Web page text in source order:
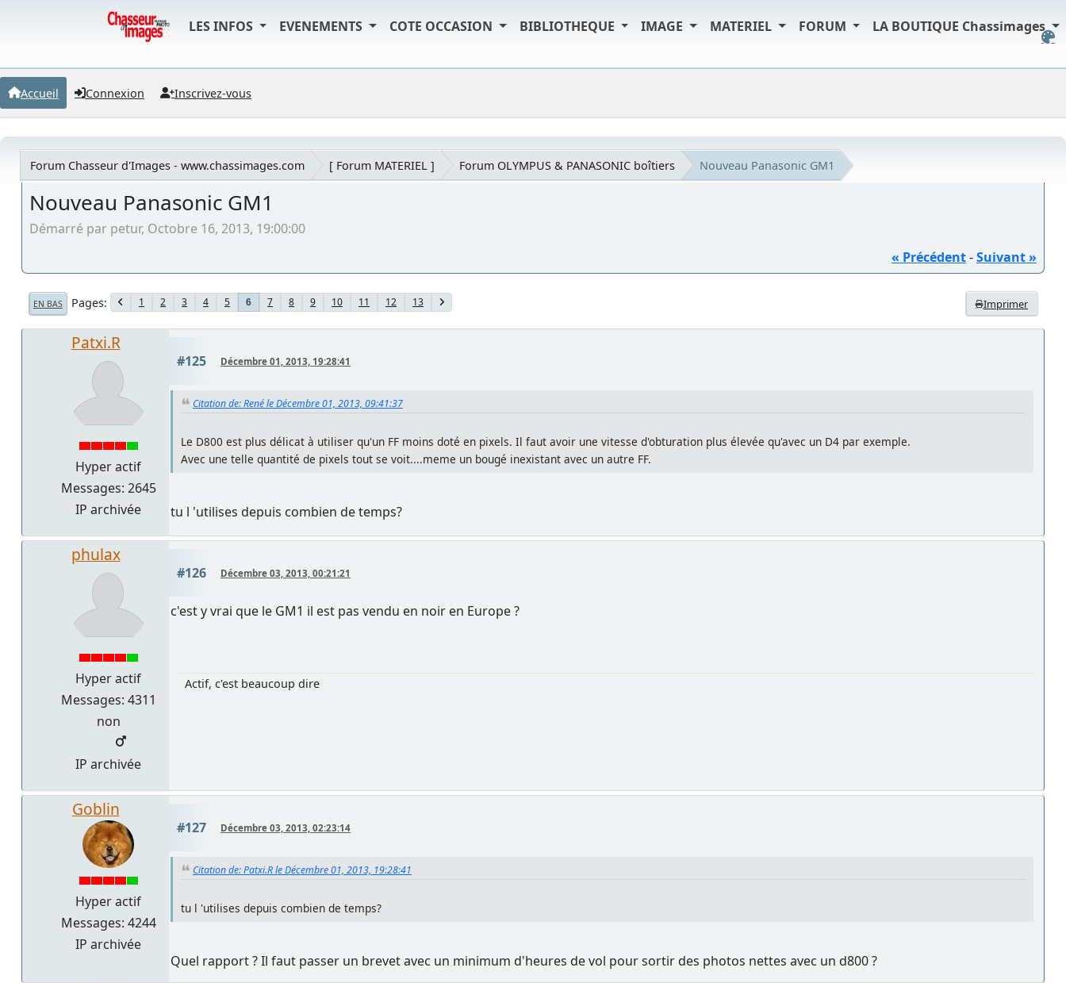
LES INFOS EVENEMENTS COTE OCCASION BIBLIOTHEQUE IMAGE MATERIEL FORUM LA BOUTIQUE Chassimages
Accueil Connexion Inscrivez-vous
Forum Chasseur d'Images - www.chassimages.com [ Forum MATERIEL ] Forum OLYMPUS & PANASONIC boîtiers Nouveau Panasonic GM1
Nouveau Panasonic GM1
Démarré par petur, Octobre 16, 2013, 19:00:00
« Précédent-Suivant »
Imprimer
EN BAS Pages 1 2 3 4 5 6 7 8 9 10 11 12 13
Patxi.R
Hyper actif
Messages: 2645
IP archivée
#125 Décembre 01, 2013, 19:28:41
Citation de: René le Décembre 01, 2013, 09:41:37
Le D800 est plus délicat à utiliser qu'un FF moins doté en pixels. Il faut avoir une vitesse d'obturation plus élevée qu'avec un D4 par exemple.
Avec une telle quantité de pixels tout se voit....meme un bougé inexistant avec un autre FF.
tu l 'utilises depuis combien de temps?
phulax
Hyper actif
Messages: 4311
non
IP archivée
#126 Décembre 03, 2013, 00:21:21
c'est y vrai que le GM1 il est pas vendu en noir en Europe ?
Actif, c'est beaucoup dire
Goblin
Hyper actif
Messages: 4244
IP archivée
#127 Décembre 03, 2013, 02:23:14
Citation de: Patxi.R le Décembre 01, 2013, 19:28:41
tu l 'utilises depuis combien de temps?
Quel rapport ? Il faut passer un brevet avec un minimum d'heures de vol pour sortir des photos nettes avec un d800 ?